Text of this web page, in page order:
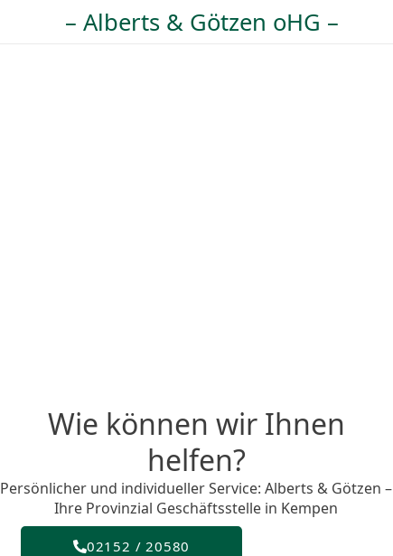
– Alberts & Götzen oHG –
Wie können wir Ihnen
helfen?
Persönlicher und individueller Service: Alberts & Götzen –
Ihre Provinzial Geschäftsstelle in Kempen
02152 / 20580